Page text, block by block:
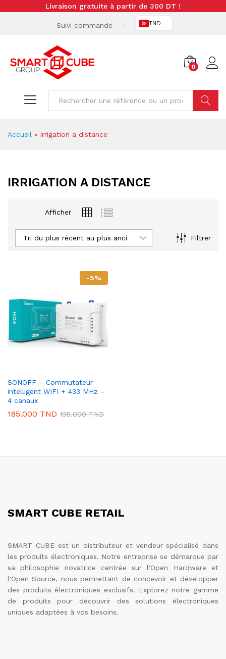
Livraison gratuite à partir de 300 DT !
Suivi commande TND
0
Accueil » irrigation a distance
IRRIGATION A DISTANCE
Afficher
Filtrer
Tri du plus récent au plus ancien
-5%
SONOFF – Commutateur
intelligent WIFI + 433 MHz –
4 canaux
185.000 TND 195.000TND
SMART CUBE RETAIL
SMART CUBE est un distributeur et vendeur spécialisé dans
les produits électroniques. Notre entreprise se démarque par
sa philosophie novatrice centrée sur l'Open Hardware et
l'Open Source, nous permettant de concevoir et développer
des produits électroniques exclusifs. Explorez notre gamme
de produits pour découvrir des solutions électroniques
uniques adaptées à vos besoins.